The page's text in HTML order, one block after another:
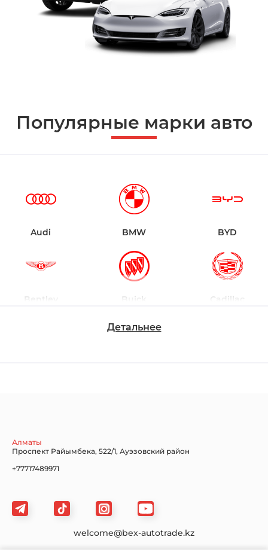
Популярные марки авто
Audi BMW BYD
Bentley Buick Cadillac
Jaguar Jeep
Детальнее
Алматы
Проспект Райымбека, 522/1, Ауэзовский район
+77717489971
welcome@bex-autotrade.kz